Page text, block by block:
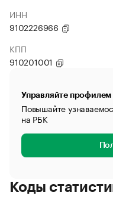
ИНН
9102226966
КПП
910201001
Управляйте профилем
Повышайте
на РБК
Коды